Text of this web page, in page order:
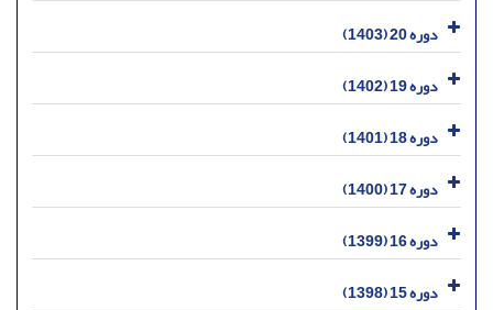
دوره 20 (1403)
دوره 19 (1402)
دوره 18 (1401)
دوره 17 (1400)
دوره 16 (1399)
دوره 15 (1398)